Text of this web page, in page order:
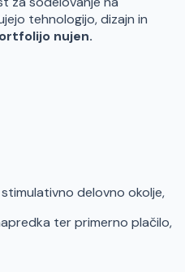
tehnologijo, dizajn in
nujen.
delovno okolje,
ter primerno plačilo,